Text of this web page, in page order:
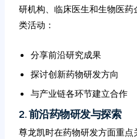
研机构、临床医生和生物医
类活动：
分享前沿研究成果
探讨创新药物研发方向
与产业链各环节建立合作
2. 前沿药物研发与探索
尊龙凯时在药物研发方面重点